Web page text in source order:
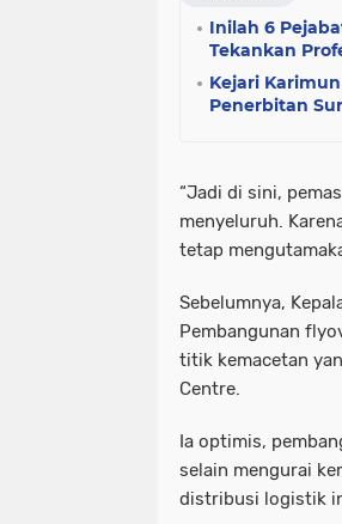
Inilah 6
Tekankan
Kejari
Penerbitan
“Jadi di sini,
menyeluruh.
tetap
Sebelumnya,
Pembangunan
titik kemacetan
Centre.
Ia optimis,
selain mengurai
distribusi logistik